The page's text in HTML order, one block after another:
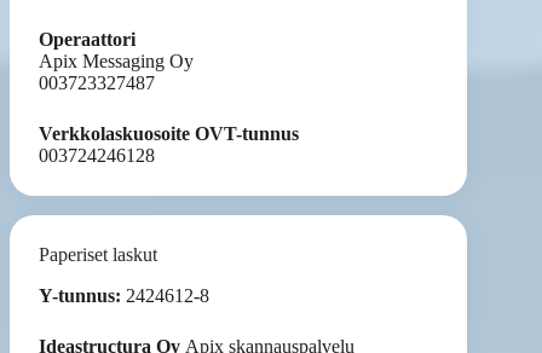
Operaattori
Apix Messaging Oy
003723327487
Verkkolaskuosoite OVT-tunnus
003724246128
Paperiset laskut
Y-tunnus: 2424612-8
Ideastructura Oy Apix skannauspalvelu